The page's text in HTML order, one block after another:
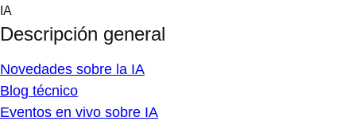
Skip
content
IA
Descripción general
Novedades sobre la IA
Blog técnico
Eventos en vivo sobre IA